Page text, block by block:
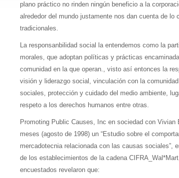
plano práctico no rinden ningún beneficio a la
alrededor del mundo justamente nos dan cuenta de lo
tradicionales.
La responsanbilidad social la entendemos como la
morales, que adoptan políticas y prácticas
comunidad en la que operan., visto así entonces la
visión y liderazgo social, vinculación con la
sociales, protección y cuidado del medio ambiente,
respeto a los derechos humanos entre otras.
Promoting Public Causes, Inc en sociedad con Vivian
meses (agosto de 1998) un “Estudio sobre el
mercadotecnia relacionada con las causas sociales”,
de los establecimientos de la cadena
encuestados revelaron que: